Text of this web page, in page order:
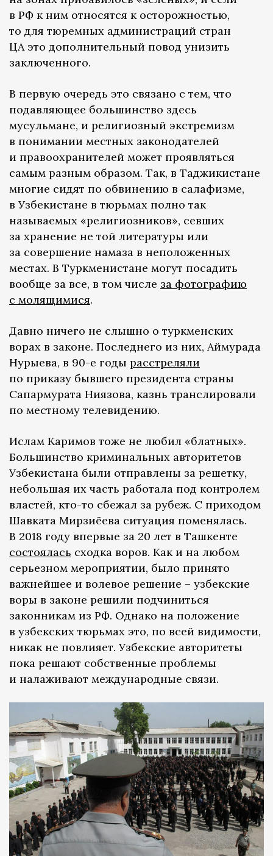
в РФ к ним относятся к осторожностью,
то для тюремных администраций стран
ЦА это дополнительный повод унизить
заключенного.
В первую очередь это связано с тем, что
подавляющее большинство здесь
мусульмане, и религиозный экстремизм
в понимании местных законодателей
и правоохранителей может проявляться
самым разным образом. Так, в Таджикистане
многие сидят по обвинению в салафизме,
в Узбекистане в тюрьмах полно так
называемых «религиозников», севших
за хранение не той литературы или
за совершение намаза в неположенных
местах. В Туркменистане могут посадить
вообще за все, в том числе за фотографию
с молящимися.
Давно ничего не слышно о туркменских
ворах в законе. Последнего из них, Аймурада
Нурыева, в 90-е годы расстреляли
по приказу бывшего президента страны
Сапармурата Ниязова, казнь транслировали
по местному телевидению.
Ислам Каримов тоже не любил «блатных».
Большинство криминальных авторитетов
Узбекистана были отправлены за решетку,
небольшая их часть работала под контролем
властей, кто-то сбежал за рубеж. С приходом
Шавката Мирзиёева ситуация поменялась.
В 2018 году впервые за 20 лет в Ташкенте
состоялась сходка воров. Как и на любом
серьезном мероприятии, было принято
важнейшее и волевое решение – узбекские
воры в законе решили подчиниться
законникам из РФ. Однако на положение
в узбекских тюрьмах это, по всей видимости,
никак не повлияет. Узбекские авторитеты
пока решают собственные проблемы
и налаживают международные связи.